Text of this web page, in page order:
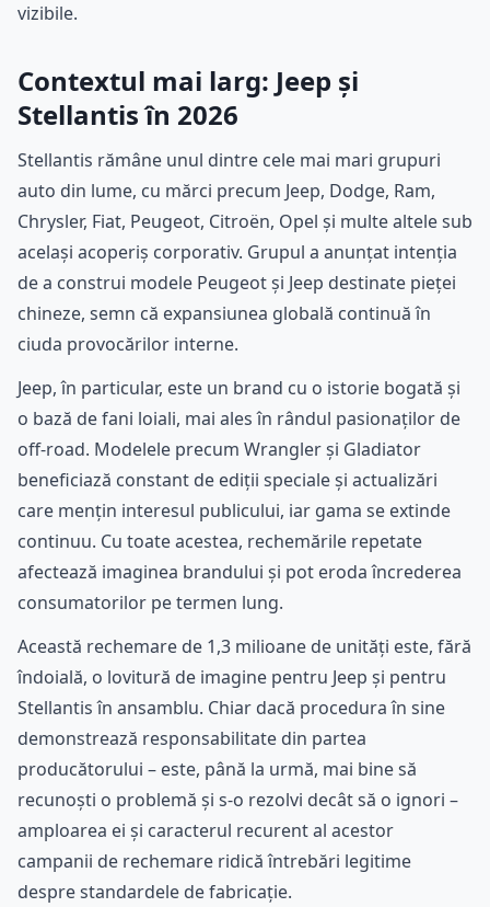
vizibile.
Contextul mai larg: Jeep și
Stellantis în 2026
Stellantis rămâne unul dintre cele mai mari grupuri
auto din lume, cu mărci precum Jeep, Dodge, Ram,
Chrysler, Fiat, Peugeot, Citroën, Opel și multe altele sub
același acoperiș corporativ. Grupul a anunțat intenția
de a construi modele Peugeot și Jeep destinate pieței
chineze, semn că expansiunea globală continuă în
ciuda provocărilor interne.
Jeep, în particular, este un brand cu o istorie bogată și
o bază de fani loiali, mai ales în rândul pasionaților de
off-road. Modelele precum Wrangler și Gladiator
beneficiază constant de ediții speciale și actualizări
care mențin interesul publicului, iar gama se extinde
continuu. Cu toate acestea, rechemările repetate
afectează imaginea brandului și pot eroda încrederea
consumatorilor pe termen lung.
Această rechemare de 1,3 milioane de unități este, fără
îndoială, o lovitură de imagine pentru Jeep și pentru
Stellantis în ansamblu. Chiar dacă procedura în sine
demonstrează responsabilitate din partea
producătorului – este, până la urmă, mai bine să
recunoști o problemă și s-o rezolvi decât să o ignori –
amploarea ei și caracterul recurent al acestor
campanii de rechemare ridică întrebări legitime
despre standardele de fabricație.